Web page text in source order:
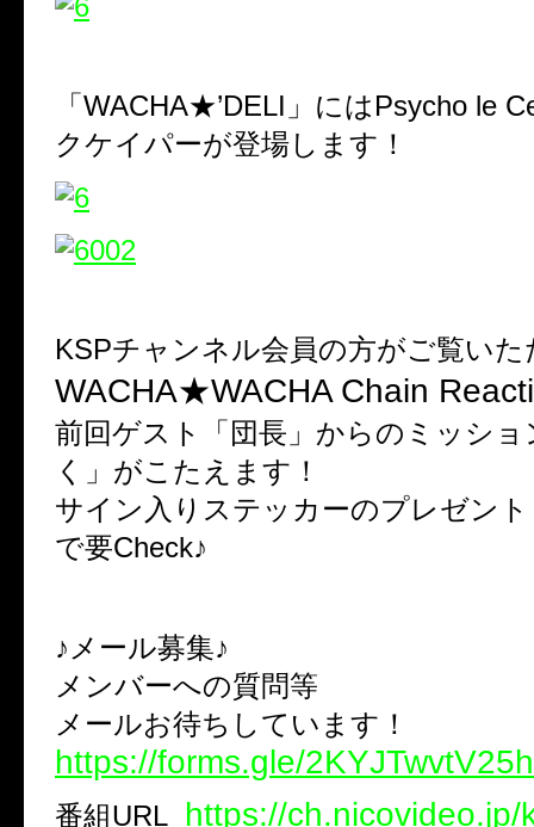
「WACHA★’DELI」にはPsycho le
クケイパーが登場します！
KSPチャンネル会員の方がご覧いた
WACHA★WACHA Chain
前回ゲスト「団長」からのミッシ
く」がこたえます！
サイン入りステッカーのプレゼン
で要Check♪
♪メール募集♪
メンバーへの質問等
メールお待ちしています！
https://forms.gle/
番組URL https://ch.nicovideo.jp/